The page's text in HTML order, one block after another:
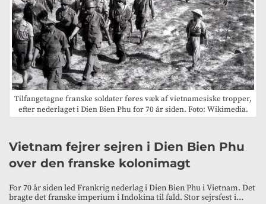
Tilfangetagne franske soldater føres væk af vietnamesiske tropper,
efter nederlaget i Dien Bien Phu for 70 år siden. Foto: Wikimedia.
Vietnam fejrer sejren i Dien Bien Phu
over den franske kolonimagt
For 70 år siden led Frankrig nederlag i Dien Bien Phu i Vietnam. Det
bragte det franske imperium i Indokina til fald. Stor sejrsfest i…